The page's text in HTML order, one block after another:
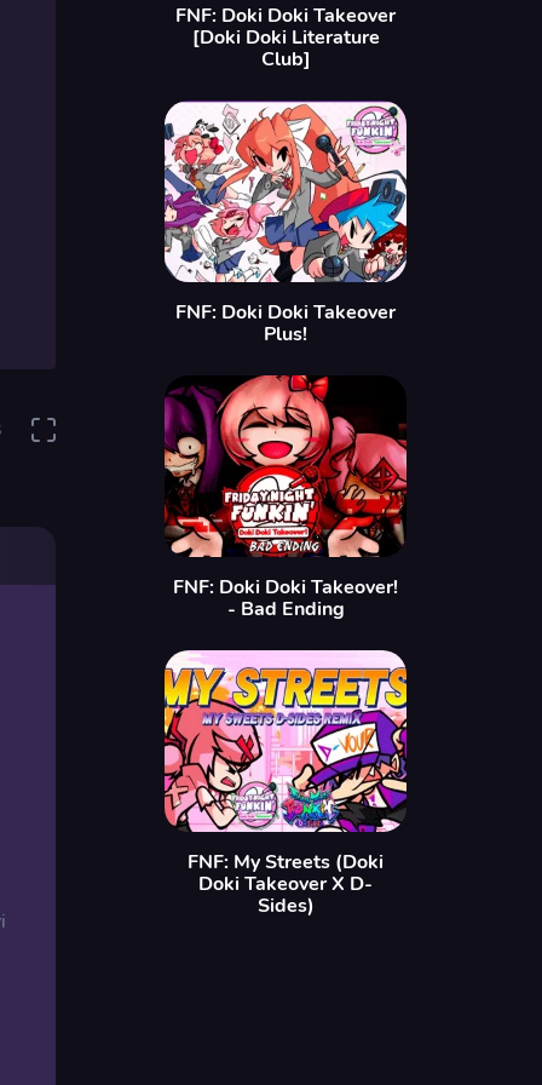
FNF: Doki Doki Takeover
[Doki Doki Literature
Club]
FNF: Doki Doki Takeover
Plus!
FNF: Doki Doki Takeover!
- Bad Ending
FNF: My Streets (Doki
Doki Takeover X D-
Sides)